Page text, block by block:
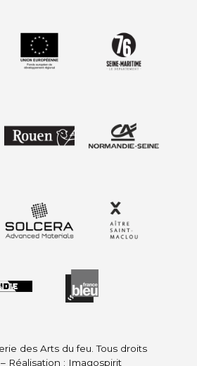
des Arts du feu. Tous droits
Réalisation : Imagospirit